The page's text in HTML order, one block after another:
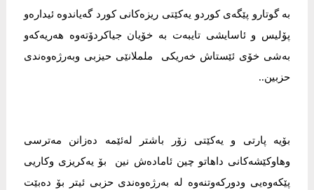
بە گوتارو پێگەی كوردو یەکێتی ریزەكانی كورد گەیاندوە ئیدارەو
پۆلیس و ئاسایشی تایبەت بە خۆیان جیاكردۆتەوە هەریەكەو
بەشی خۆی ئێستاش خەریكی ململانێی حیزبی وبەرژەوەندی
حزبین..
‏‎بۆیە پارتی و یەکێتی زۆر باشتر لەئێمە دەزانن مەترسی
وهاوكێشەكانی داهاتو چین ئامادەش نین بۆ یەكریزی وكاریی
پێكەوەیی ودوركەوتنەوە لە بەرژەوەندی حزبی ئیتر بۆ دەبێت